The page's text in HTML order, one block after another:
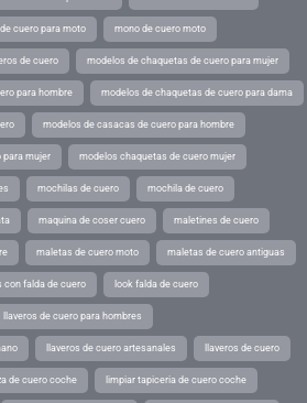
cuero para moto mono de cuero moto
de cuero modelos de chaquetas de cuero para mujer
para hombre modelos de chaquetas de cuero para dama
modelos de casacas de cuero para hombre
para mujer modelos chaquetas de cuero mujer
mochilas de cuero mochila de cuero
maquina de coser cuero maletines de cuero
maletas de cuero moto maletas de cuero antiguas
con falda de cuero look falda de cuero
llaveros de cuero para hombres
llaveros de cuero artesanales llaveros de cuero
de cuero coche limpiar tapiceria de cuero coche